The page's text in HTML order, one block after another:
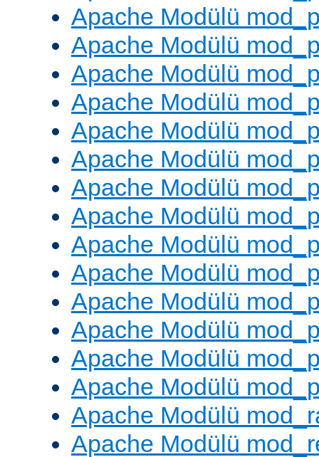
Apache Modülü
Apache Modülü
Apache Modülü
Apache Modülü
Apache Modülü
Apache Modülü
Apache Modülü
Apache Modülü
Apache Modülü
Apache Modülü
Apache Modülü
Apache Modülü
Apache Modülü
Apache Modülü
Apache Modülü
Apache Modülü